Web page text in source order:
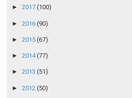
► 2017 (100)
► 2016 (90)
► 2015 (67)
► 2014(77)
► 2013 (51)
► 2012 (50)